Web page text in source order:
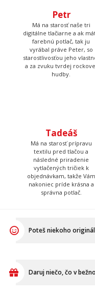
Petr
Má na starosť naše tri
digitálne tlačiarne a ak
farebnú potlač, tak ju
vyrábal práve Peter, so
starostlivosťou jeho
a za zvuku tvrdej
hudby.
Tadeáš
Má na starosť prípravu
textilu pred tlačou a
následné priradenie
vytlačených tričiek k
objednávkam, takže Vám
nakoniec príde krásna a
správna potlač.
Poteš niekoho
Daruj niečo, čo v